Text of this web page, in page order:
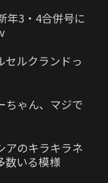
年3・4合併号に
セルクランドっ
ちゃん、マジで
のキラキラネ
数いる模様